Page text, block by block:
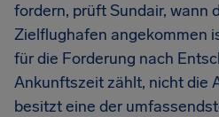
fordern, prüft Sundair, wann
Zielflughafen angekommen
für die Forderung nach
Ankunftszeit zählt, nicht die
besitzt eine der